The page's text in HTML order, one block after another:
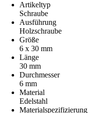
Artikeltyp
Schraube
Ausführung
Holzschraube
Größe
6 x 30 mm
Länge
30 mm
Durchmesser
6 mm
Material
Edelstahl
Materialspezifizierung